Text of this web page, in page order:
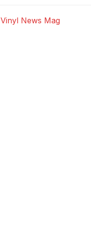
Vinyl News Mag